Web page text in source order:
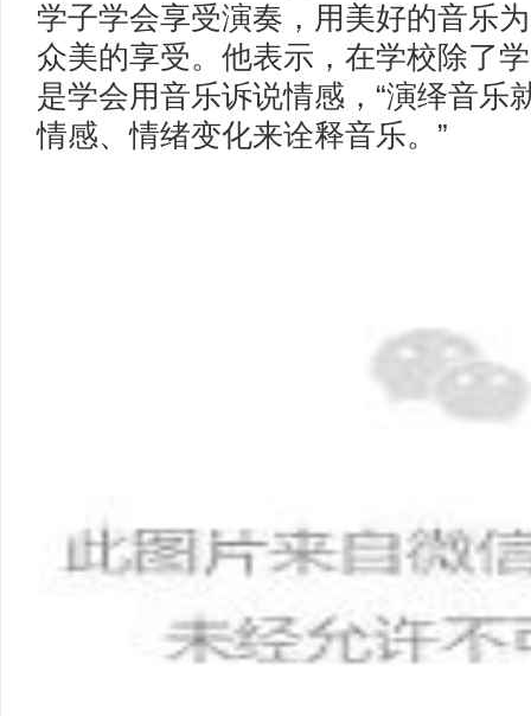
学子学会享受演奏，用美好的音乐
众美的享受。他表示，在学校除了
是学会用音乐诉说情感，“演绎音乐
情感、情绪变化来诠释音乐。”